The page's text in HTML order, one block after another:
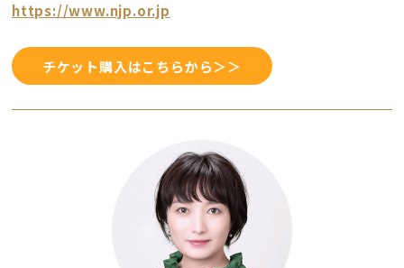
https://www.njp.or.jp
チケット購入はこちらから＞＞